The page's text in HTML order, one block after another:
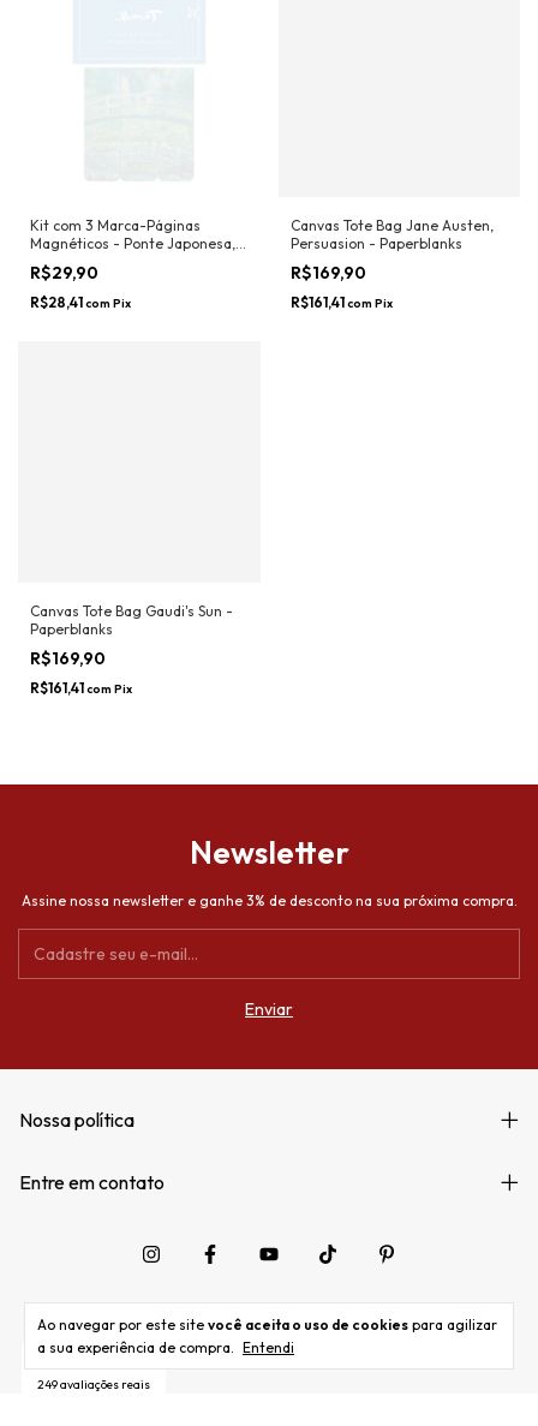
Ao navegar por este site você aceita o uso de cookies para agilizar
a sua experiência de compra. Entendi
Kit com 3 Marca-Páginas
Magnéticos - Ponte Japonesa,
Monet
R$29,90
R$28,41com Pix
Canvas Tote Bag Jane Austen,
Persuasion - Paperblanks
R$169,90
R$161,41com Pix
Canvas Tote Bag Gaudi's Sun -
Paperblanks
R$169,90
R$161,41com Pix
Newsletter
Assine nossa newsletter e ganhe 3% de desconto na sua próxima compra.
Nossa política
Entre em contato
249 avaliações reais